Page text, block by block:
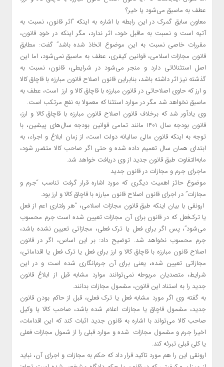
عطف به ماسبق می‌شود یا خیر؟
معاون سابق گمرک در این رابطه با اشاره به اینکه “اثر قانون، نسبت به
آتیه است و نسبت به ماقبل خود، اثر ندارد، مگر اینکه در خودِ قانون،
مقررات خاصی نسبت به این موضوع اتخاذ شده باشد” گفت: مطابق
قانون مجازات اسلامی، قوانین کیفری، عطف به ماسبق نمی‌شود، اما این
اصل استثنائاتی دارد و منجر می‌شود در شرایطی، قانون، نسبت به
گذشته نیز اثر داشته باشد، بنابراین قانون اصلاح قانون مبارزه با قاچاق کالا
و ارز که حاوی اصلاحاتی در قانون مبارزه با قاچاق کالا و ارز است، عطف به
ماسبق نخواهد شد مگر در موارد استثنا که معمولا به نفع مرتکب است.
وی یادآور شد که برخلاف قانون اصلاح قانون مبارزه با قاچاق کالا و ارز،
قانون بودجه سال ۱۴۰۱ مانند تمامی قوانین بودجه سال‌های پیشین، با
توجه به اینکه قانون مالی سالیانه دولت است، از زمان ابلاغ و اجراء، به
ابتدای همان سال تعمیم داده شده و حتی اگر صاحب کالا متضرر شود،
مابه‌التفاوت طبق قانون جدید از وی دریافت خواهد شد.
ماجرای جرم و مجازات در قانون جدید
موضوع حائز اهمیت دیگری که مورد اشاره قرار گرفت تناسب “جرم و
مجازات” در اجرای قانون اصلاح قانون مبارزه با قاچاق کالا و ارز بود.
ارونقی با بیان اینکه طبق قانون مجازات اسلامی، “هر رفتاری اعم از فعل
یا ترک‌فعل که در قانون برای آن مجازات تعیین شده است جرم محسوب
می‌شود”، پس اگر برای فعل یا ترک فعلی، مجازاتی تعیین نشده باشد،
جرم محسوب نخواهد شد. توضیح داد: بر این اساس، اگر در قانون
اصلاح قانون مبارزه با قاچاق کالا و ارز برای فعل یا ترک فعل یا اقداماتی،
مجازاتی تعیین شده، یعنی برای آن جرم‌انگاری شده است و در این
شرایط، متصدیان مربوطه نمی‌توانند موارد مشابه قبل از ابلاغ قانون
جدید را به استناد این قانون، مشمول مجازات بدانند.
به گفته وی اگر مورد مشابه فعل یا ترک فعلی، قبل از حاکم بودن قانون
جدید، مشمول قاچاق یا مجازات اعلام شده باشد، صاحب کالا یا وکیل
صاحب کالا می‌تواند با اشاره به قانون جدید اثبات کند که این اقدامات،
اخیرا جرم و مشمول مجازات شده و موارد قبلی را از شمول مجازات فعلی
یا کلی قبلی تبرئه کند.
ارونقی این را هم مورد تاکید قرار داد که حکم به مجازات و اجرای آن، نباید